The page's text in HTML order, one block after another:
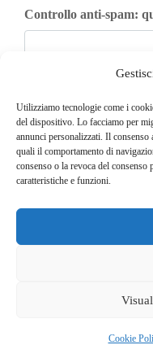
Utilizziamo tecnologie come i
del dispositivo. Lo facciamo per
annunci personalizzati. Il consenso
quali il comportamento di
consenso o la revoca del
caratteristiche e funzioni.
Cookie
Controllo anti-spam: